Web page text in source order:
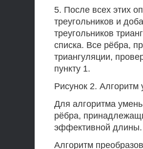
5. После всех этих
треугольников и
треугольников
списка. Все рёбра,
триангуляции,
пункту 1.
Рисунок 2. Алгоритм
Для алгоритма
рёбра,
эффективной длины.
Алгоритм